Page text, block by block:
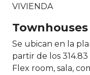
VIVIENDA
Townhouses
Se ubican en la
partir de los 314.83
Flex room, sala,